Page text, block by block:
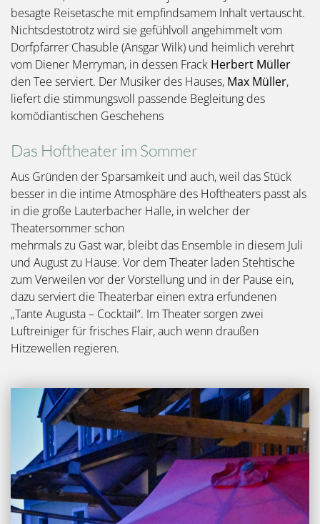
besagte Reisetasche mit empfindsamem Inhalt vertauscht.
Nichtsdestotrotz wird sie gefühlvoll angehimmelt vom
Dorfpfarrer Chasuble (Ansgar Wilk) und heimlich verehrt
vom Diener Merryman, in dessen Frack Herbert Müller
den Tee serviert. Der Musiker des Hauses, Max Müller,
liefert die stimmungsvoll passende Begleitung des
komödiantischen Geschehens
Das Hoftheater im Sommer
Aus Gründen der Sparsamkeit und auch, weil das Stück
besser in die intime Atmosphäre des Hoftheaters passt als
in die große Lauterbacher Halle, in welcher der
Theatersommer schon
mehrmals zu Gast war, bleibt das Ensemble in diesem Juli
und August zu Hause. Vor dem Theater laden Stehtische
zum Verweilen vor der Vorstellung und in der Pause ein,
dazu serviert die Theaterbar einen extra erfundenen
„Tante Augusta – Cocktail“. Im Theater sorgen zwei
Luftreiniger für frisches Flair, auch wenn draußen
Hitzewellen regieren.